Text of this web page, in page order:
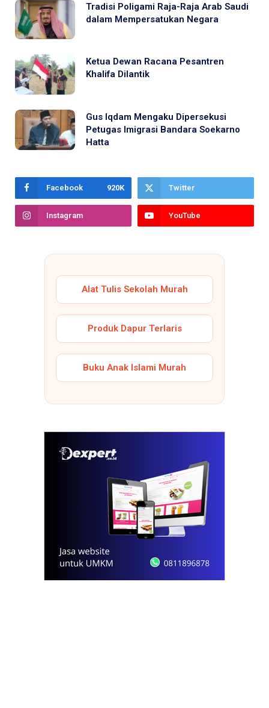
Tradisi Poligami Raja-Raja Arab Saudi
dalam Mempersatukan Negara
Ketua Dewan Racana Pesantren
Khalifa Dilantik
Gus Iqdam Mengaku Dipersekusi
Petugas Imigrasi Bandara Soekarno
Hatta
Facebook 920K Twitter
Instagram YouTube
Alat Tulis Sekolah Murah
Produk Dapur Terlaris
Buku Anak Islami Murah